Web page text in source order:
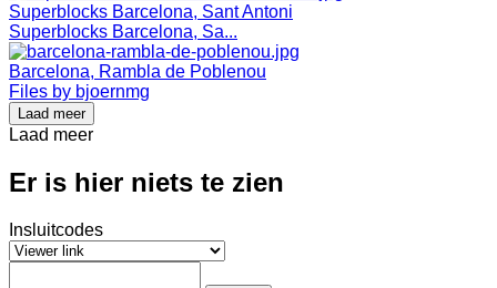
Superblocks Barcelona, Sant Antoni
Superblocks Barcelona, Sa...
Barcelona, Rambla de Poblenou
Files by bjoernmg
Laad meer
Laad meer
Er is hier niets te zien
Insluitcodes